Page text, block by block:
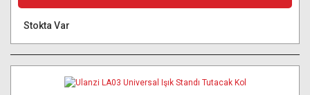
Stokta Var